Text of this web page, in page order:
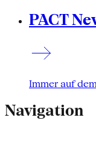
PACT
Immer auf
Navigation